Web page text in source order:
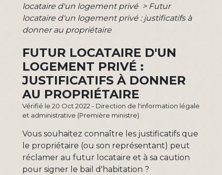
locataire d'un logement privé > Futur
locataire d'un logement privé : justificatifs à
donner au propriétaire
FUTUR LOCATAIRE D'UN
LOGEMENT PRIVÉ :
JUSTIFICATIFS À DONNER
AU PROPRIÉTAIRE
Vérifié le 20 Oct 2022 - Direction de l'information légale
et administrative (Première ministre)
Vous souhaitez connaître les justificatifs que
le propriétaire (ou son représentant) peut
réclamer au futur locataire et à sa caution
pour signer le bail d'habitation ?